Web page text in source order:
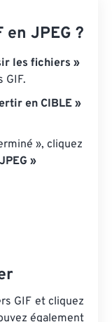
JPEG ?
les fichiers »
GIF.
en CIBLE »
», cliquez
»
GIF et cliquez
également